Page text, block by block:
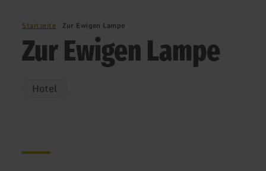
Startseite Zur Ewigen Lampe
Zur Ewigen Lampe
Hotel